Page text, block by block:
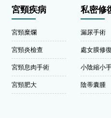
宮頸疾病
宮頸糜爛
宮頸炎檢查
宮頸息肉手術
宮頸肥大
私密修
漏尿手術
處女膜修
小陰縮小
陰蒂囊腫